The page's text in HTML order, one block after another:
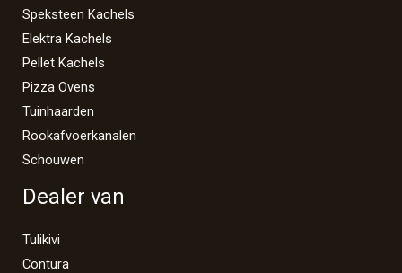
Speksteen Kachels
Elektra Kachels
Pellet Kachels
Pizza Ovens
Tuinhaarden
Rookafvoerkanalen
Schouwen
Dealer van
Tulikivi
Contura